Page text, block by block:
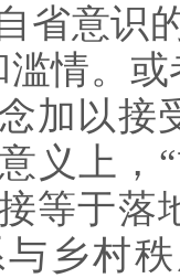
省意识
情。
加以接
义上，
等于落
乡村